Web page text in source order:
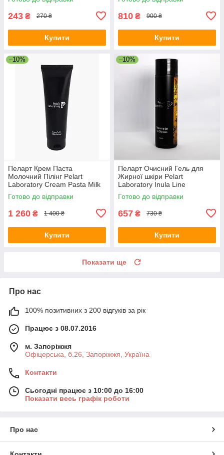
243 ₴ 270 ₴
Купити
810 ₴ 900 ₴
Купити
–10%
Пеларт Крем Паста
Молочний Пілінг Pelart
Laboratory Cream Pasta Milk
Peeling, 250 мл
Готово до відправки
1 260 ₴ 1 400 ₴
Купити
–10%
Пеларт Очисний Гель для
Жирної шкіри Pelart
Laboratory Inula Line
Cleansing Gel For Oily Skin
Готово до відправки
657 ₴ 730 ₴
Купити
Показати ще
Про нас
100% позитивних з 200 відгуків за рік
Працює з 08.07.2016
м. Запоріжжя
Офіцерська, б.26, Запоріжжя, Україна
Контакти
Сьогодні працює з 10:00 до 16:00
Показати весь графік роботи
Про нас